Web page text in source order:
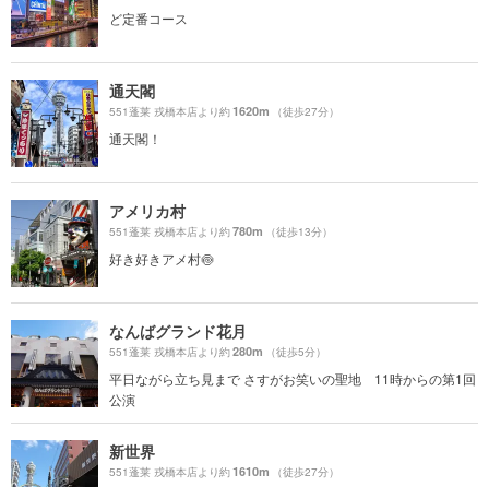
ど定番コース
通天閣
551蓬莱 戎橋本店より約1620m （徒歩27分）
通天閣！
アメリカ村
551蓬莱 戎橋本店より約780m （徒歩13分）
好き好きアメ村🍥
なんばグランド花月
551蓬莱 戎橋本店より約280m （徒歩5分）
平日ながら立ち見まで さすがお笑いの聖地 11時からの第1回
公演
新世界
551蓬莱 戎橋本店より約1610m （徒歩27分）